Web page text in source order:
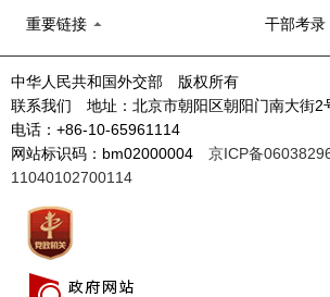
重要链接 干部考录
中华人民共和国外交部 版权所有
联系我们 地址：北京市朝阳区朝阳门南大
电话：+86-10-65961114
网站标识码：bm02000004 京ICP备
11040102700114